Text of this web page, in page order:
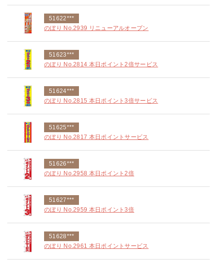
51622***
のぼり No.2939 リニューアルオープン
51623***
のぼり No.2814 本日ポイント2倍サービス
51624***
のぼり No.2815 本日ポイント3倍サービス
51625***
のぼり No.2817 本日ポイントサービス
51626***
のぼり No.2958 本日ポイント2倍
51627***
のぼり No.2959 本日ポイント3倍
51628***
のぼり No.2961 本日ポイントサービス